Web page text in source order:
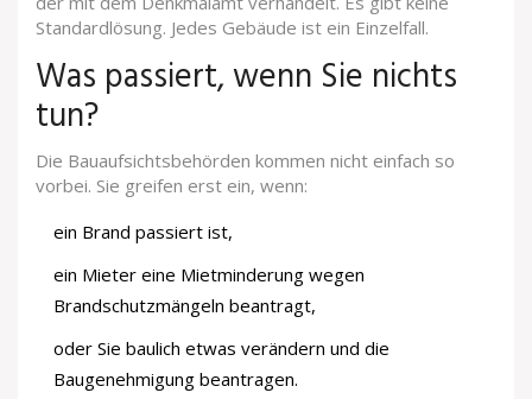
Standardlösung. Jedes Gebäude ist ein Einzelfall.
Was passiert, wenn Sie nichts
tun?
Die Bauaufsichtsbehörden kommen nicht einfach so
vorbei. Sie greifen erst ein, wenn:
ein Brand passiert ist,
ein Mieter eine Mietminderung wegen
Brandschutzmängeln beantragt,
oder Sie baulich etwas verändern und die
Baugenehmigung beantragen.